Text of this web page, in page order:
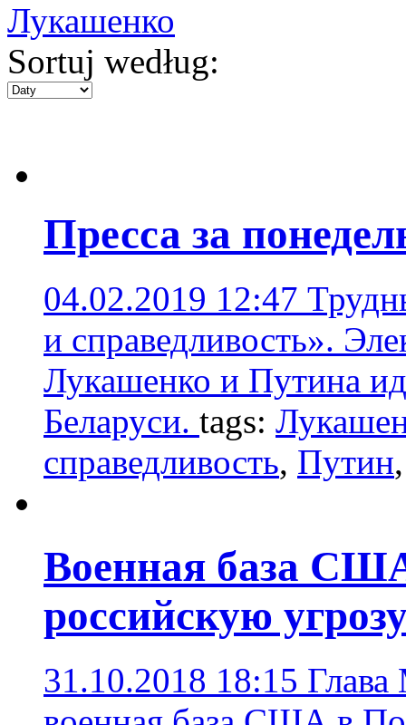
Лукашенко
Sortuj według:
Пресса за
04.02.2019 12:47
и справедливость».
Лукашенко и Путина
Беларуси. tags:
справедливость, Путин
Военная база
российскую
31.10.2018 18:15